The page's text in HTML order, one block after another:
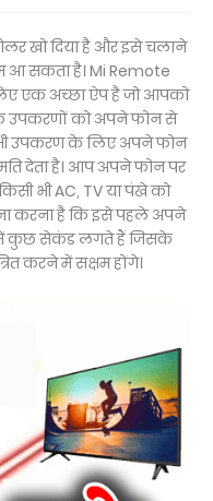
खो दिया है और इसे चलाने
आ सकता है। Mi Remote
एक अच्छा ऐप है जो आपको
उपकरणों को अपने फोन से
उपकरण के लिए अपने फोन
देता है। आप अपने फोन पर
भी AC, TV या पंखे को
करना है कि इसे पहले अपने
में कुछ सेकंड लगते हैं जिसके
करने में सक्षम होंगे।